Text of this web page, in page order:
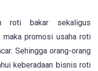
roti bakar sekaligus
maka promosi usaha roti
Sehingga orang-orang
keberadaan bisnis roti